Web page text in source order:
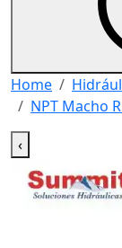
Home
NPT Macho
‹